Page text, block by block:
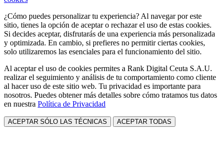
¿Cómo puedes personalizar tu experiencia? Al navegar por este
sitio, tienes la opción de aceptar o rechazar el uso de estas cookies.
Si decides aceptar, disfrutarás de una experiencia más personalizada
y optimizada. En cambio, si prefieres no permitir ciertas cookies,
solo utilizaremos las esenciales para el funcionamiento del sitio.
Al aceptar el uso de cookies permites a Rank Digital Ceuta S.A.U.
realizar el seguimiento y análisis de tu comportamiento como cliente
al hacer uso de este sitio web. Tu privacidad es importante para
nosotros. Puedes obtener más detalles sobre cómo tratamos tus datos
en nuestra Política de Privacidad
ACEPTAR SÓLO LAS TÉCNICAS ACEPTAR TODAS